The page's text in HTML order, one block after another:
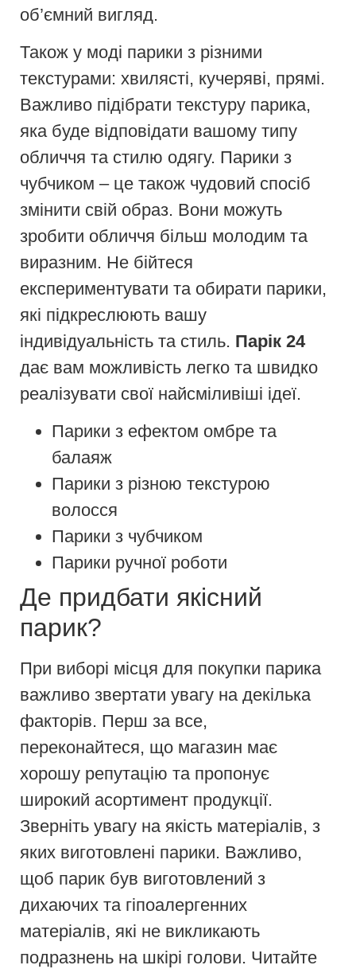
об’ємний вигляд.
Також у моді парики з різними
текстурами: хвилясті, кучеряві, прямі.
Важливо підібрати текстуру парика,
яка буде відповідати вашому типу
обличчя та стилю одягу. Парики з
чубчиком – це також чудовий спосіб
змінити свій образ. Вони можуть
зробити обличчя більш молодим та
виразним. Не бійтеся
експериментувати та обирати парики,
які підкреслюють вашу
індивідуальність та стиль. Парік 24
дає вам можливість легко та швидко
реалізувати свої найсміливіші ідеї.
Парики з ефектом омбре та
балаяж
Парики з різною текстурою
волосся
Парики з чубчиком
Парики ручної роботи
Де придбати якісний
парик?
При виборі місця для покупки парика
важливо звертати увагу на декілька
факторів. Перш за все,
переконайтеся, що магазин має
хорошу репутацію та пропонує
широкий асортимент продукції.
Зверніть увагу на якість матеріалів, з
яких виготовлені парики. Важливо,
щоб парик був виготовлений з
дихаючих та гіпоалергенних
матеріалів, які не викликають
подразнень на шкірі голови. Читайте